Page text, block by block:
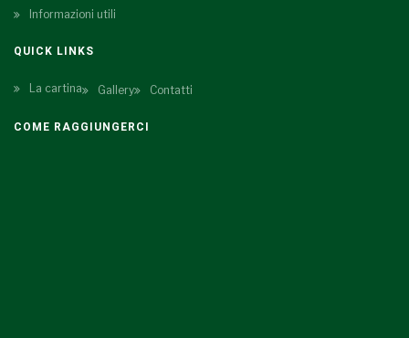
Informazioni utili
QUICK LINKS
La cartina Gallery Contatti
COME RAGGIUNGERCI